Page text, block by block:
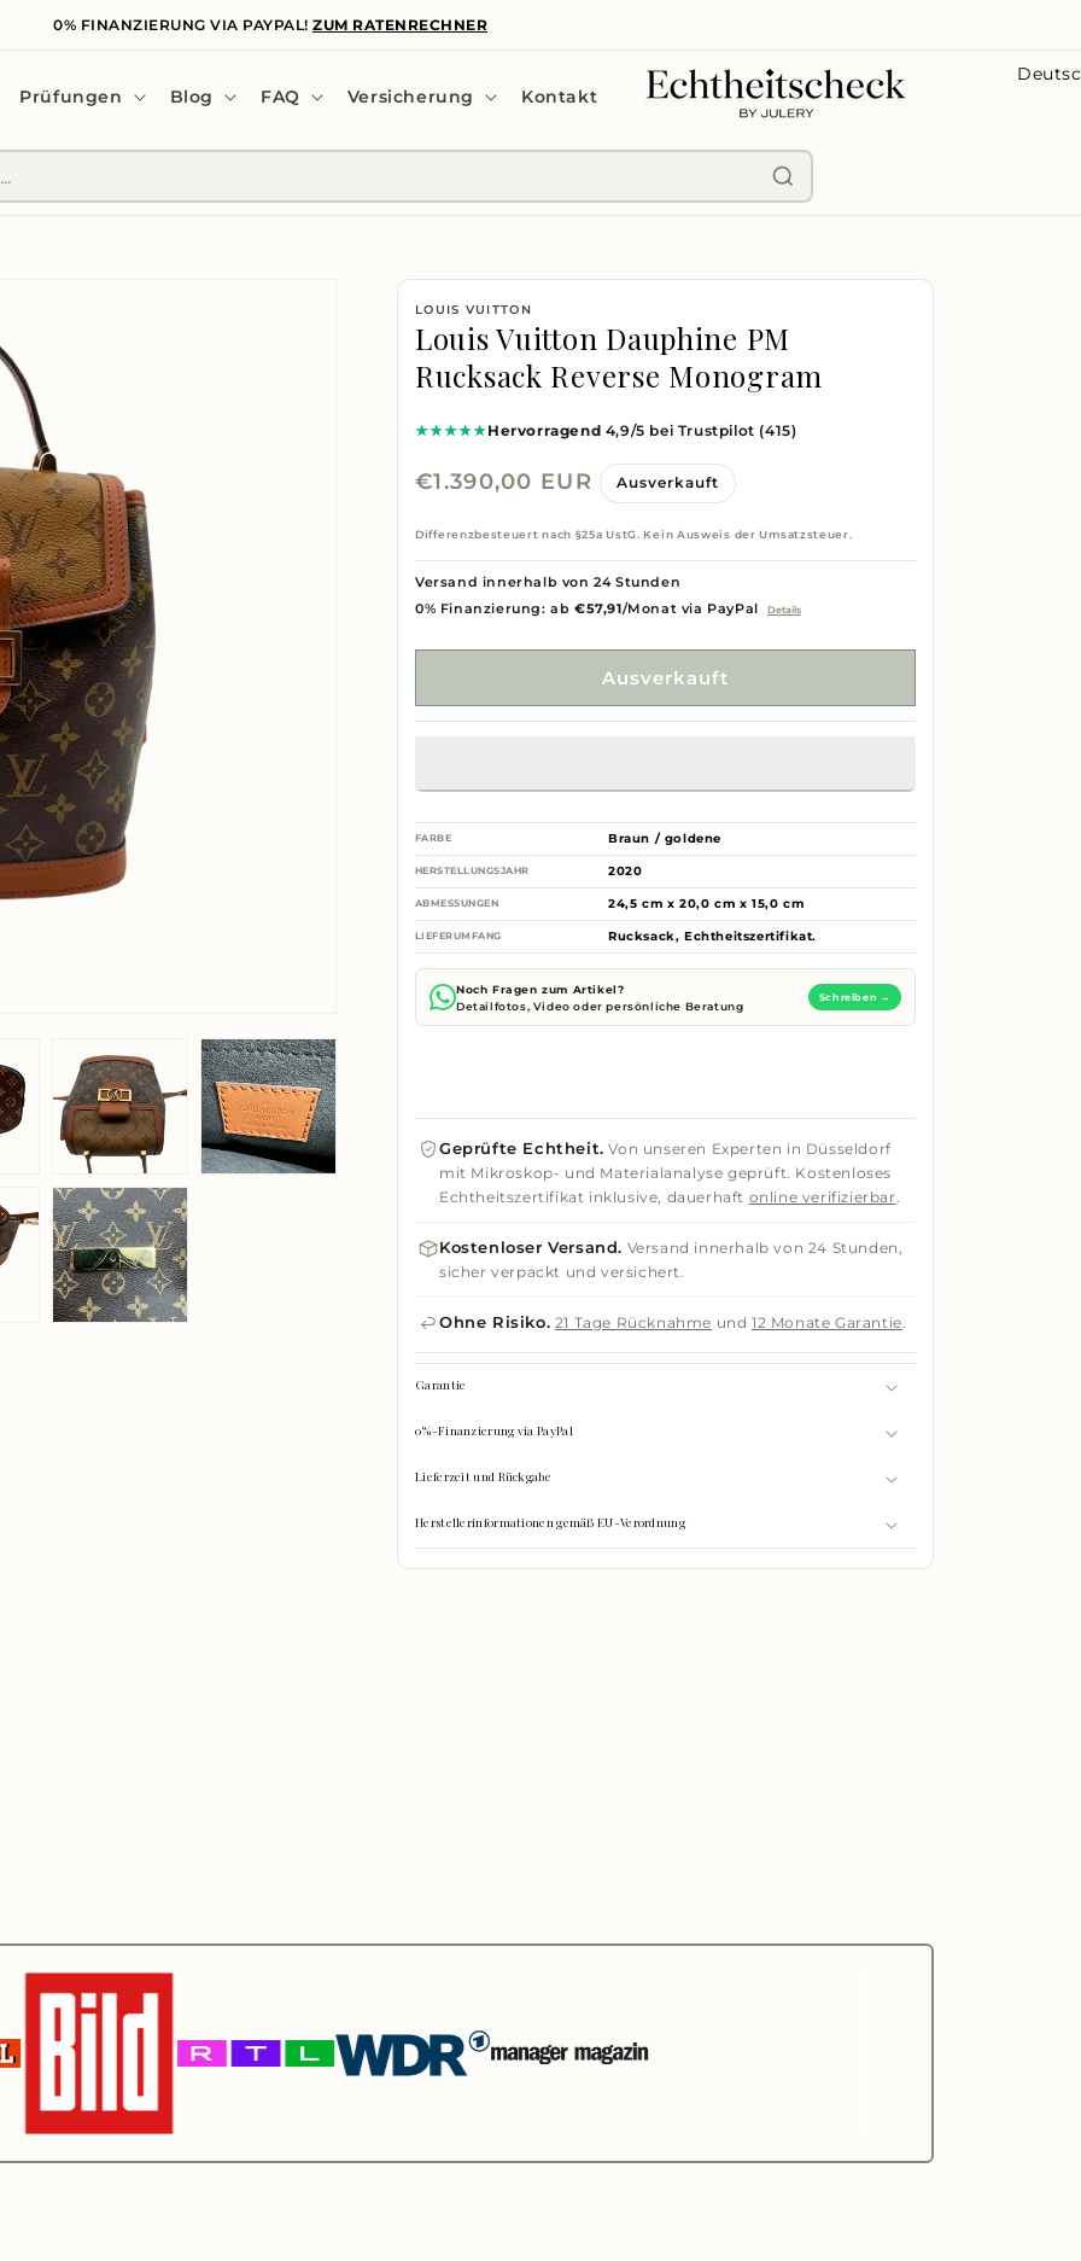
0% FINANZIERUNG VIA PAYPAL! ZUM RATENRECHNER
Prüfungen Blog FAQ Versicherung Kontakt
L
LOUIS VUITTON
Louis Vuitton Dauphine PM
Rucksack Reverse Monogram
★★★★★Hervorragend 4,9/5 bei Trustpilot (415)
Normaler
€1.390,00 EUR Ausverkauft
Differenzbesteuert nach §25a UstG. Kein Ausweis der Umsatzsteuer.
Versand innerhalb von 24 Stunden
0% Finanzierung: ab €57,91/Monat via PayPal Details
Ausverkauft
FARBE Braun / goldene
HERSTELLUNGSJAHR 2020
ABMESSUNGEN 24,5 cm x 20,0 cm x 15,0 cm
LIEFERUMFANG Rucksack, Echtheitszertifikat.
Noch Fragen zum Artikel?
Detailfotos, Video oder persönliche Beratung
Schreiben →
Geprüfte Echtheit. Von unseren Experten in Düsseldorf
mit Mikroskop- und Materialanalyse geprüft. Kostenloses
Echtheitszertifikat inklusive, dauerhaft online verifizierbar.
Kostenloser Versand. Versand innerhalb von 24 Stunden,
sicher verpackt und versichert.
Ohne Risiko. 21 Tage Rücknahme und12 Monate Garantie.
Garantie
0%-Finanzierung via PayPal
Lieferzeit und Rückgabe
Herstellerinformationen gemäß EU-Verordnung